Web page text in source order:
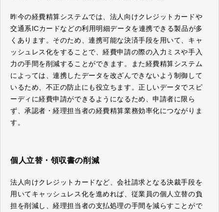
昨今の経費精算システムでは、法人向けクレジットカードや
交通系ICカードなどの利用明細データを連携できる製品が多
くあります。そのため、連携可能な決済手段を用いて、キャ
ッシュレス化をすることで、経費申請の際の入力ミスや手入
力の手間を削減することができます。また経費精算システム
によっては、連携したデータを改ざんできないよう制御して
いるため、不正の防止にも役立ちます。正しいデータでスピ
ーディに経費申請ができるようになるため、申請者に限ら
ず、承認者・経理担当者の経費精算業務効率化につながりま
す。
個人立替・領収書の削減
法人向けクレジットカードなど、会社請求となる決裁手段を
用いてキャッシュレス化を進めれば、従業員の個人立替の負
担を削減し、経理担当者の支払処理の手間を減らすことがで